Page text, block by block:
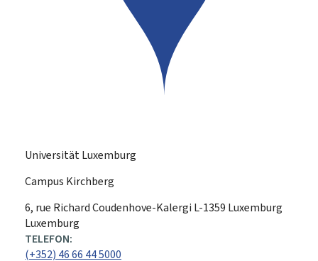
Universität Luxemburg
Campus Kirchberg
ADRESSE:
6, rue Richard Coudenhove-Kalergi L-1359 Luxemburg
Luxemburg
TELEFON:
(+352) 46 66 44 5000